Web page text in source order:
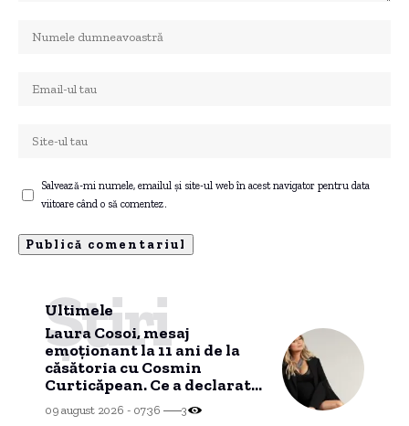
Salvează-mi numele, emailul și site-ul web în acest navigator pentru data
viitoare când o să comentez.
Ultimele
Știri
Laura Cosoi, mesaj
emoționant la 11 ani de la
căsătoria cu Cosmin
Curticăpean. Ce a declarat
despre tatăl celor cinci
fetițe
09 august 2026 - 07:36 3